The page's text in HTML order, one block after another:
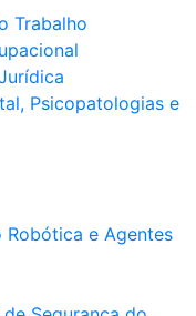
Trabalho
Psicopatologias e
Robótica e Agentes